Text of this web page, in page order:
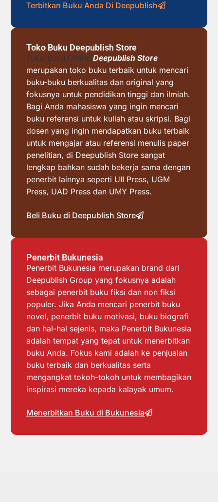
Terbitkan Buku Anda Di Deepublish
Toko Buku Deepublish Store
Toko Buku Online Deepublish Store
merupakan toko buku terbaik untuk mencari
buku-buku berkualitas dan original yang
fokusnya untuk pendidikan tinggi dan ilmiah.
Bagi Anda mahasiswa yang ingin mencari
buku referensi untuk kuliah atau skripsi. Bagi
dosen yang ingin mendapatkan buku terbaik
untuk mengajar atau referensi menulis paper
penelitian, di Deepublish Store sangat
lengkap bahkan sudah bekerja sama dengan
penerbit lainnya seperti UII Press, UGM
Press, UAD Press dan UMY Press.
Beli Buku di Deepublish Store
Penerbit Bukunesia
Penerbit Bukunesia merupakan brand dari
Deepublish Group yang fokusnya adalah
sebagai penerbit buku fiksi dan non fiksi
populer. Jika Anda mencari penerbit buku
novel, penerbit buku motivasi, buku biografi
dan hal-hal sejenis, maka Penerbit Bukunesia
adalah tempat yang tepat untuk menerbitkan
buku Anda. Fokus kami adalah ke penjualan
buku terbaik dan berkualitas serta
mengangkat tokoh-tokoh untuk membagikan
inspirasi mereka kepada kalayak umum.
Menerbitkan Buku di Bukunesia